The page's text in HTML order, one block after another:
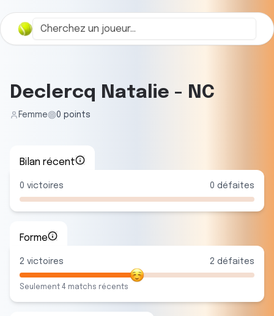
Declercq Natalie - NC
Femme 0 points
Bilan récent
0 victoires 0 défaites
Forme
2 victoires 2 défaites
Seulement 4 matchs récents